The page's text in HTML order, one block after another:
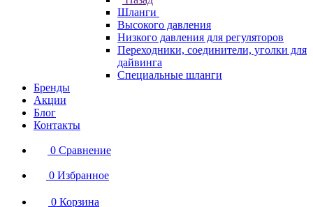
Шланги
Высокого давления
Низкого давления для регуляторов
Переходники, соединители, уголки для
дайвинга
Специальные шланги
Бренды
Акции
Блог
Контакты
0 Сравнение
0 Избранное
0 Корзина